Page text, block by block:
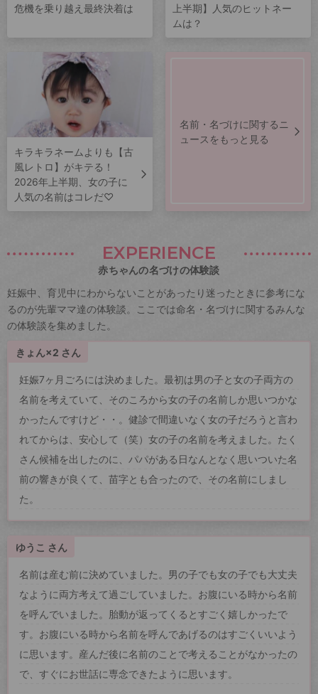
危機を乗り越え最終決着は
上半期】人気のヒットネー
ムは？
キラキラネームよりも【古
風レトロ】がキテる！
2026年上半期、女の子に
人気の名前はコレだ♡
名前・名づけに関するニ
ュースをもっと見る
EXPERIENCE
赤ちゃんの名づけの体験談
妊娠中、育児中にわからないことがあったり迷ったときに参考にな
るのが先輩ママ達の体験談。ここでは命名・名づけに関するみんな
の体験談を集めました。
きょん×2 さん
妊娠7ヶ月ごろには決めました。最初は男の子と女の子両方の
名前を考えていて、そのころから女の子の名前しか思いつかな
かったんですけど・・。健診で間違いなく女の子だろうと言わ
れてからは、安心して（笑）女の子の名前を考えました。たく
さん候補を出したのに、パパがある日なんとなく思いついた名
前の響きが良くて、苗字とも合ったので、その名前にしまし
た。
ゆうこ さん
名前は産む前に決めていました。男の子でも女の子でも大丈夫
なように両方考えて過ごしていました。お腹にいる時から名前
を呼んでいました。胎動が返ってくるとすごく嬉しかったで
す。お腹にいる時から名前を呼んであげるのはすごくいいよう
に思います。産んだ後に名前のことで考えることがなかったの
で、すぐにお世話に専念できたように思います。